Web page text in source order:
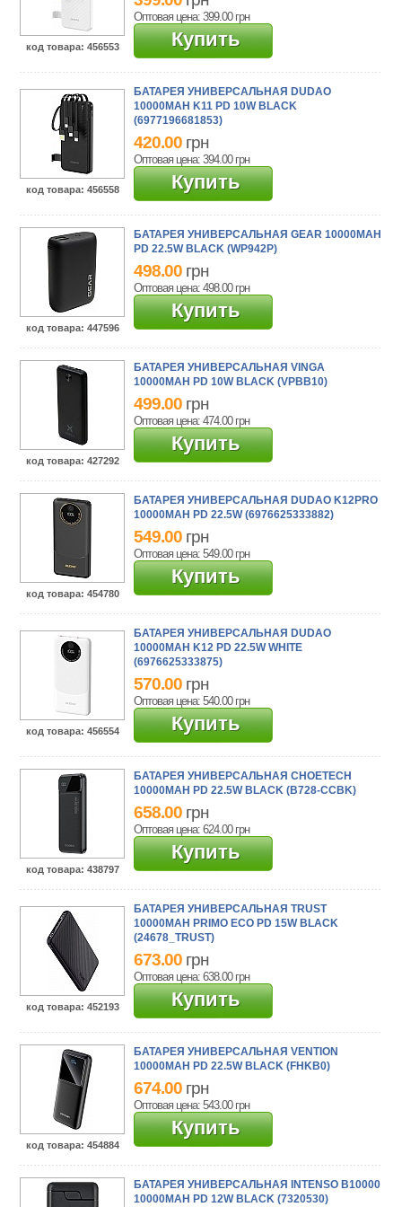
код товара: 456553
Оптовая цена: 399.00 грн
Купить
код товара: 456558
БАТАРЕЯ УНИВЕРСАЛЬНАЯ DUDAO
10000MAH K11 PD 10W BLACK
(6977196681853)
420.00 грн
Оптовая цена: 394.00 грн
Купить
код товара: 447596
БАТАРЕЯ УНИВЕРСАЛЬНАЯ GEAR 10000MAH
PD 22.5W BLACK (WP942P)
498.00 грн
Оптовая цена: 498.00 грн
Купить
код товара: 427292
БАТАРЕЯ УНИВЕРСАЛЬНАЯ VINGA
10000MAH PD 10W BLACK (VPBB10)
499.00 грн
Оптовая цена: 474.00 грн
Купить
код товара: 454780
БАТАРЕЯ УНИВЕРСАЛЬНАЯ DUDAO K12PRO
10000MAH PD 22.5W (6976625333882)
549.00 грн
Оптовая цена: 549.00 грн
Купить
код товара: 456554
БАТАРЕЯ УНИВЕРСАЛЬНАЯ DUDAO
10000MAH K12 PD 22.5W WHITE
(6976625333875)
570.00 грн
Оптовая цена: 540.00 грн
Купить
код товара: 438797
БАТАРЕЯ УНИВЕРСАЛЬНАЯ CHOETECH
10000MAH PD 22.5W BLACK (B728-CCBK)
658.00 грн
Оптовая цена: 624.00 грн
Купить
код товара: 452193
БАТАРЕЯ УНИВЕРСАЛЬНАЯ TRUST
10000MAH PRIMO ECO PD 15W BLACK
(24678_TRUST)
673.00 грн
Оптовая цена: 638.00 грн
Купить
код товара: 454884
БАТАРЕЯ УНИВЕРСАЛЬНАЯ VENTION
10000MAH PD 22.5W BLACK (FHKB0)
674.00 грн
Оптовая цена: 543.00 грн
Купить
БАТАРЕЯ УНИВЕРСАЛЬНАЯ INTENSO B10000
10000MAH PD 12W BLACK (7320530)